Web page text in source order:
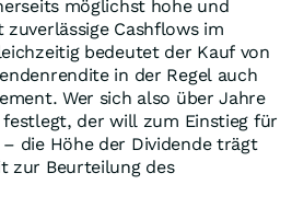
möglichst hohe und
Cashflows im
bedeutet der Kauf von
in der Regel auch
Wer sich also über Jahre
festlegt, der will zum Einstieg für
die Höhe der Dividende trägt
zur Beurteilung des